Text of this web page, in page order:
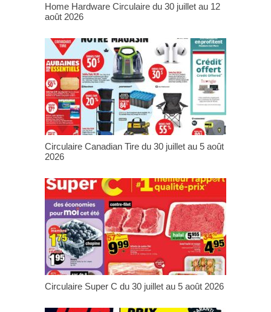
Home Hardware Circulaire du 30 juillet au 12
août 2026
Circulaire Canadian Tire du 30 juillet au 5 août
2026
Circulaire Super C du 30 juillet au 5 août 2026